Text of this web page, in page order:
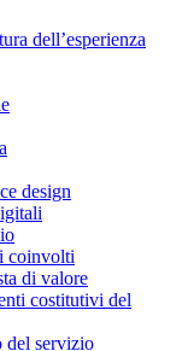
dell’esperienza
design
coinvolti
di valore
costitutivi del
del servizio